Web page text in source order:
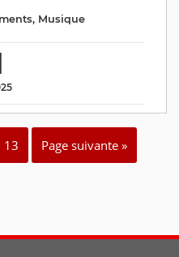
, Musique
13 Page suivante »